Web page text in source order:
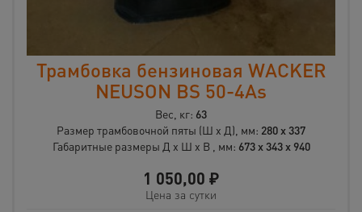
Трамбовка бензиновая WACKER
NEUSON BS 50-4As
Вес, кг: 63
Размер трамбовочной пяты (Ш x Д), мм: 280 x 337
Габаритные размеры Д x Ш x В , мм: 673 x 343 x 940
1 050,00 ₽
Цена за сутки